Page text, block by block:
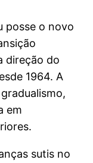
posse o novo
direção do
1964. A
em
sutis no